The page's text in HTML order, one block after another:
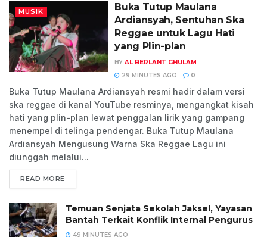
MUSIK
Buka Tutup Maulana
Ardiansyah, Sentuhan Ska
Reggae untuk Lagu Hati
yang Plin-plan
BY AL BERLANT GHULAM
29 MINUTES AGO
0
Buka Tutup Maulana Ardiansyah resmi hadir dalam versi
ska reggae di kanal YouTube resminya, mengangkat kisah
hati yang plin-plan lewat penggalan lirik yang gampang
menempel di telinga pendengar. Buka Tutup Maulana
Ardiansyah Mengusung Warna Ska Reggae Lagu ini
diunggah melalui...
READ MORE
Temuan Senjata Sekolah Jaksel, Yayasan
Bantah Terkait Konflik Internal Pengurus
49 MINUTES AGO